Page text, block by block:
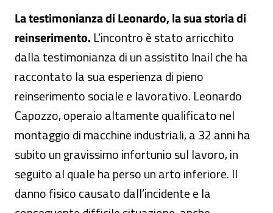
La testimonianza di Leonardo, la sua storia di
reinserimento. L’incontro è stato arricchito
dalla testimonianza di un assistito Inail che ha
raccontato la sua esperienza di pieno
reinserimento sociale e lavorativo. Leonardo
Capozzo, operaio altamente qualificato nel
montaggio di macchine industriali, a 32 anni ha
subito un gravissimo infortunio sul lavoro, in
seguito al quale ha perso un arto inferiore. Il
danno fisico causato dall’incidente e la